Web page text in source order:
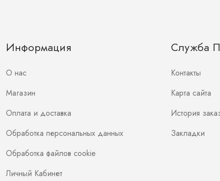
Информация
О нас
Магазин
Оплата и доставка
Обработка персональных данных
Обработка файлов cookie
Личный Кабинет
Служба
Контакты
Карта сайта
История
Закладки